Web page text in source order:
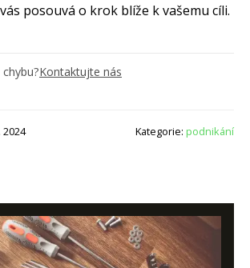
posouvá o krok blíže k vašemu cíli.
Kontaktujte nás
2024 Kategorie: podnikání